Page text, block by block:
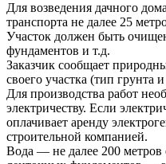
Для возведения дачного
транспорта не далее 25
Участок должен быть
фундаментов и т.д.
Заказчик сообщает
своего участка (тип грунта
Для производства работ
электричеству. Если
оплачивает аренду
строительной компанией.
Вода — не далее 200 метров